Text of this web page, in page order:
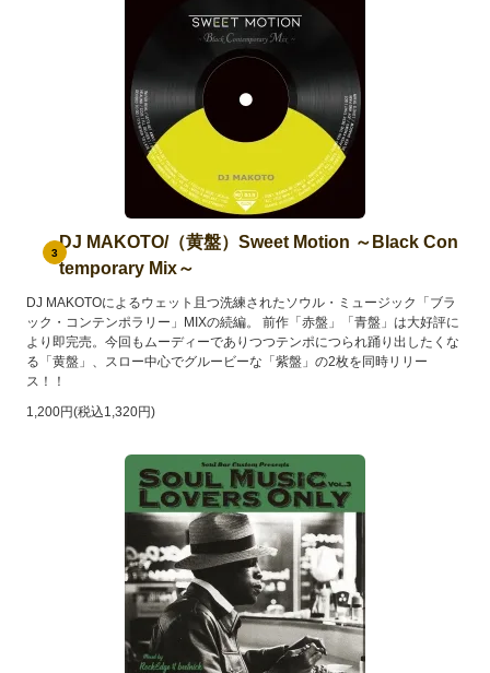
3
DJ MAKOTO/（黄盤）Sweet Motion ～Black Con
temporary Mix～
DJ MAKOTOによるウェット且つ洗練されたソウル・ミュージック「ブラ
ック・コンテンポラリー」MIXの続編。 前作「赤盤」「青盤」は大好評に
より即完売。今回もムーディーでありつつテンポにつられ踊り出したくな
る「黄盤」、スロー中心でグルービーな「紫盤」の2枚を同時リリー
ス！！
1,200円(税込1,320円)